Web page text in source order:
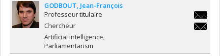
GODBOUT Jean-François
jean-
Professeur titulaire
Chercheur
Artificial intelligence
Parliamentarism